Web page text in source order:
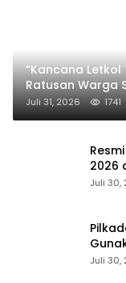
“Kancana
Ratusan Warga
Juli 31, 2026 1741
2026
Juli 30,
Juli 30,